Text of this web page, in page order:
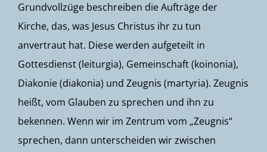
Grundvollzüge beschreiben die Aufträge der
Kirche, das, was Jesus Christus ihr zu tun
anvertraut hat. Diese werden aufgeteilt in
Gottesdienst (leiturgia), Gemeinschaft (koinonia),
Diakonie (diakonia) und Zeugnis (martyria). Zeugnis
heißt, vom Glauben zu sprechen und ihn zu
bekennen. Wenn wir im Zentrum vom „Zeugnis“
sprechen, dann unterscheiden wir zwischen